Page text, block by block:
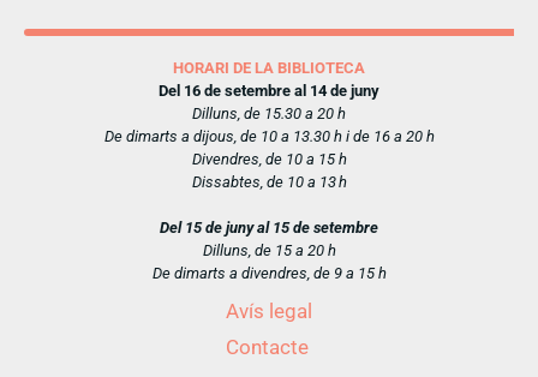
HORARI DE LA BIBLIOTECA
Del 16 de setembre al 14 de juny
Dilluns, de 15.30 a 20 h
De dimarts a dijous, de 10 a 13.30 h i de 16 a 20 h
Divendres, de 10 a 15 h
Dissabtes, de 10 a 13 h
Del 15 de juny al 15 de setembre
Dilluns, de 15 a 20 h
De dimarts a divendres, de 9 a 15 h
Avís legal
Contacte